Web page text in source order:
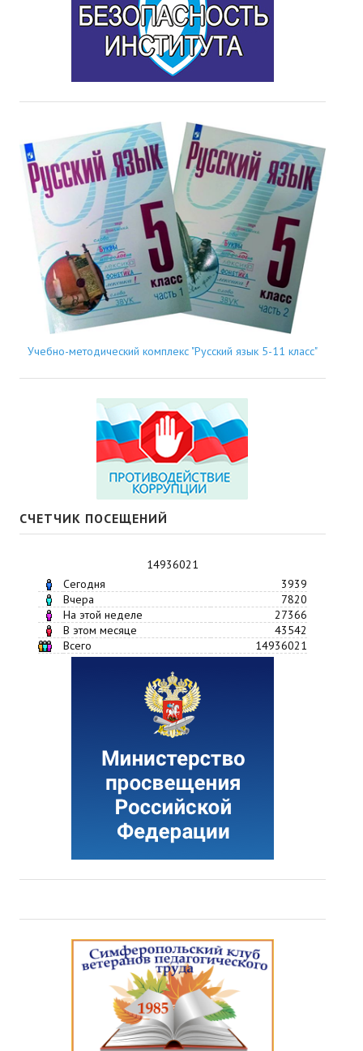
Учебно-методический комплекс "Русский язык 5-11 класс"
СЧЕТЧИК ПОСЕЩЕНИЙ
14936021
Сегодня
3939
Вчера
7820
На этой неделе
27366
В этом месяце
43542
Всего
14936021